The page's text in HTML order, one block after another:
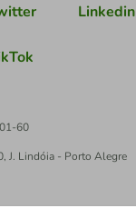
Linkedin
60
J. Lindóia - Porto Alegre